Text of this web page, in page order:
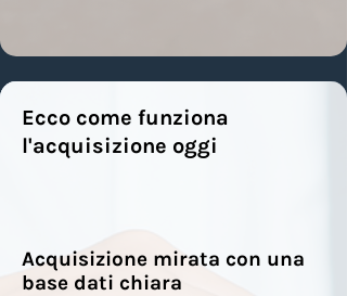
Ecco come funziona
l'acquisizione oggi
Acquisizione mirata con una
base dati chiara